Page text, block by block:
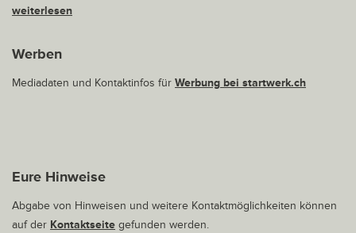
weiterlesen
Werben
Mediadaten und Kontaktinfos für Werbung bei startwerk.ch
Eure Hinweise
Abgabe von Hinweisen und weitere Kontaktmöglichkeiten können
auf der Kontaktseite gefunden werden.